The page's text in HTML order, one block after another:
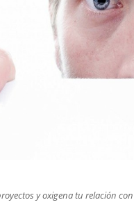
y oxigena tu relación